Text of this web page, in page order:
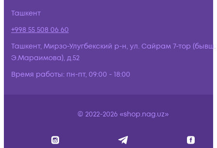
Ташкент
+998 55 508 06 60
Ташкент, Мирзо-Улугбекский р-н, ул. Сайрам 7-тор (бывш.
Э.Мараимова), д.52
Время работы: пн-пт, 09:00 - 18:00
© 2022-2026 «shop.nag.uz»